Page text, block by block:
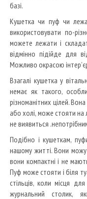
базі.
Кушетка чи пуф чи
використовувати по-
можете лежати і
відмінно підійде для
Можливо окрасою
Взагалі кушетка у
немає як такого,
різноманітних цілей.
або холі, може стояти на
не виявиться .
Подібно і кушеткам,
нашому житті. Вони
вони компактні і не
Пуф може стояти і біля
стільців, коли місця
журнальний столик,